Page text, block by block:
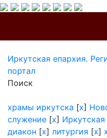
Иркутская епархия.
портал
Поиск
храмы иркутска [x]
служение [x]
диакон [x] литургия [x]